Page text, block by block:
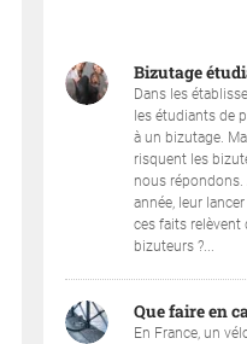
Bizutage
Dans les
les étudiants de
à un bizutage.
risquent les
nous
année, leur
ces faits relèvent
bizuteurs ?...
Que faire en
En France, un